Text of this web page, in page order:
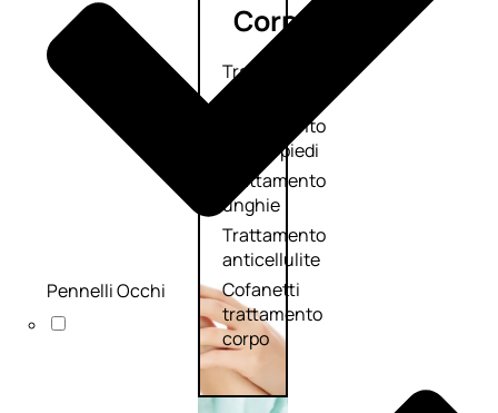
Corpo
Trattamento
corpo
Trattamento
mani e piedi
Trattamento
unghie
Trattamento
anticellulite
Cofanetti
trattamento
corpo
Pennelli Occhi